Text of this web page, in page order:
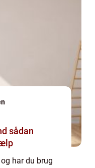
har du brug